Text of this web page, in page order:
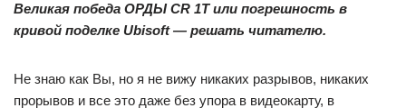
Великая победа ОРДЫ CR 1T или погрешность в
кривой поделке Ubisoft — решать читателю.
Не знаю как Вы, но я не вижу никаких разрывов, никаких
прорывов и все это даже без упора в видеокарту, в